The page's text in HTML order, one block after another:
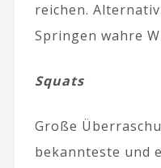
reichen.
Springen wahre
Squats
Große
bekannteste und